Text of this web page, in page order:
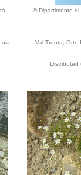
© Dipartimento
Val Trenta, Orto
Distributed